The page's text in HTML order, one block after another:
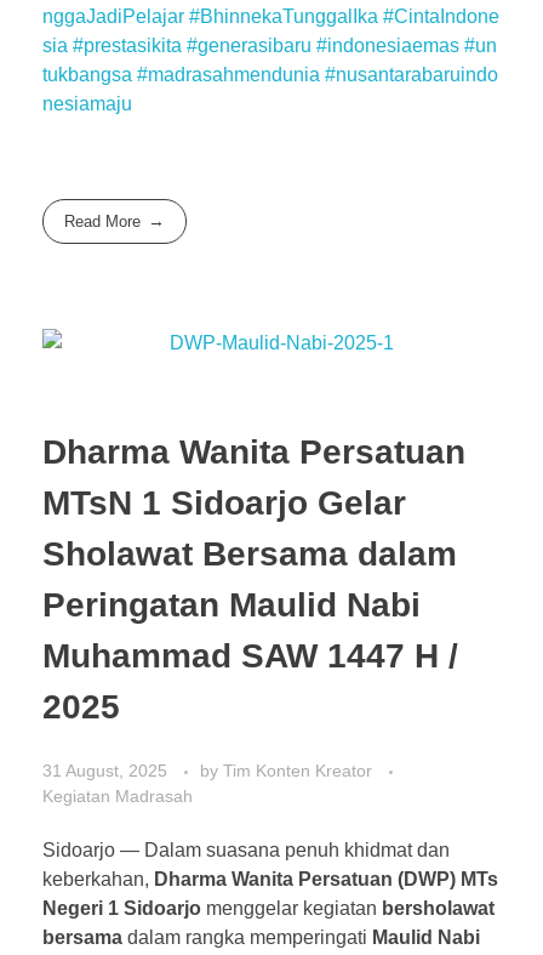
nggaJadiPelajar #BhinnekaTunggalIka #CintaIndone
sia #prestasikita #generasibaru #indonesiaemas #un
tukbangsa #madrasahmendunia #nusantarabaruindo
nesiamaju
Read More
Dharma Wanita Persatuan
MTsN 1 Sidoarjo Gelar
Sholawat Bersama dalam
Peringatan Maulid Nabi
Muhammad SAW 1447 H /
2025
31 August, 2025 by Tim Konten Kreator
Kegiatan Madrasah
Sidoarjo — Dalam suasana penuh khidmat dan
keberkahan, Dharma Wanita Persatuan (DWP) MTs
Negeri 1 Sidoarjo menggelar kegiatan bersholawat
bersama dalam rangka memperingati Maulid Nabi